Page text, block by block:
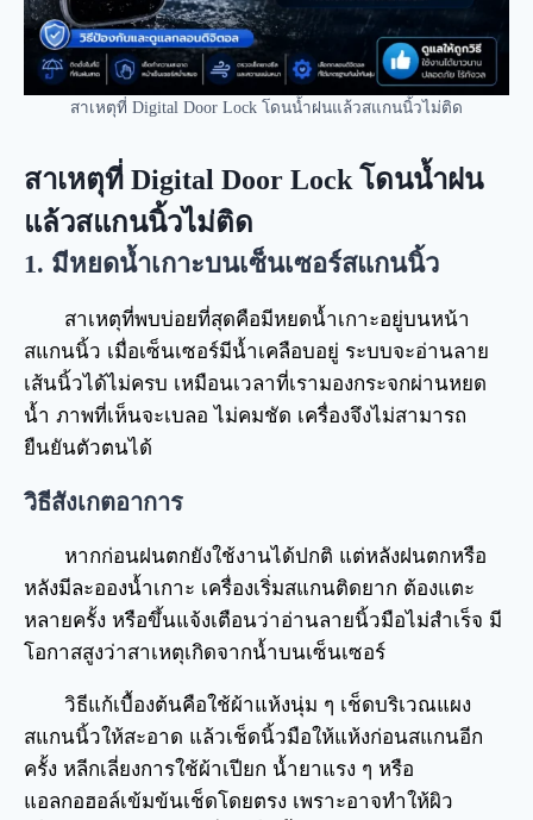
สาเหตุที่ Digital Door Lock โดนน้ำฝนแล้วสแกนนิ้วไม่ติด
สาเหตุที่ Digital Door Lock โดนน้ำฝน
แล้วสแกนนิ้วไม่ติด
1. มีหยดน้ำเกาะบนเซ็นเซอร์สแกนนิ้ว
สาเหตุที่พบบ่อยที่สุดคือมีหยดน้ำเกาะอยู่บนหน้า
สแกนนิ้ว เมื่อเซ็นเซอร์มีน้ำเคลือบอยู่ ระบบจะอ่านลาย
เส้นนิ้วได้ไม่ครบ เหมือนเวลาที่เรามองกระจกผ่านหยด
น้ำ ภาพที่เห็นจะเบลอ ไม่คมชัด เครื่องจึงไม่สามารถ
ยืนยันตัวตนได้
วิธีสังเกตอาการ
หากก่อนฝนตกยังใช้งานได้ปกติ แต่หลังฝนตกหรือ
หลังมีละอองน้ำเกาะ เครื่องเริ่มสแกนติดยาก ต้องแตะ
หลายครั้ง หรือขึ้นแจ้งเตือนว่าอ่านลายนิ้วมือไม่สำเร็จ มี
โอกาสสูงว่าสาเหตุเกิดจากน้ำบนเซ็นเซอร์
วิธีแก้เบื้องต้นคือใช้ผ้าแห้งนุ่ม ๆ เช็ดบริเวณแผง
สแกนนิ้วให้สะอาด แล้วเช็ดนิ้วมือให้แห้งก่อนสแกนอีก
ครั้ง หลีกเลี่ยงการใช้ผ้าเปียก น้ำยาแรง ๆ หรือ
แอลกอฮอล์เข้มข้นเช็ดโดยตรง เพราะอาจทำให้ผิว